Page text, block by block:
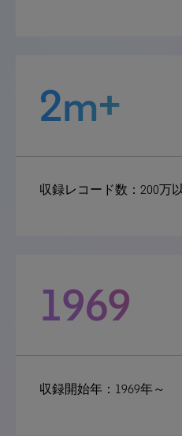
2m+
収録レコード数：200万
1969
収録開始年：1969年～